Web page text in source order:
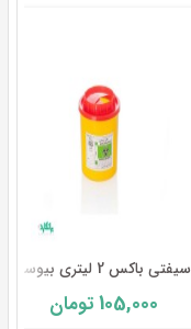
سیفتی باکس 2 لیتری بیوسیف bio safe
105,000تومان